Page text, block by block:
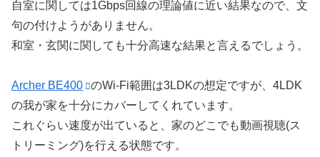
自室に関しては1Gbps回線の理論値に近い結果なので、文
句の付けようがありません。
和室・玄関に関しても十分高速な結果と言えるでしょう。
Archer BE400
のWi-Fi範囲は3LDKの想定ですが、4LDK
の我が家を十分にカバーしてくれています。
これぐらい速度が出ていると、家のどこでも動画視聴(ス
トリーミング)を行える状態です。